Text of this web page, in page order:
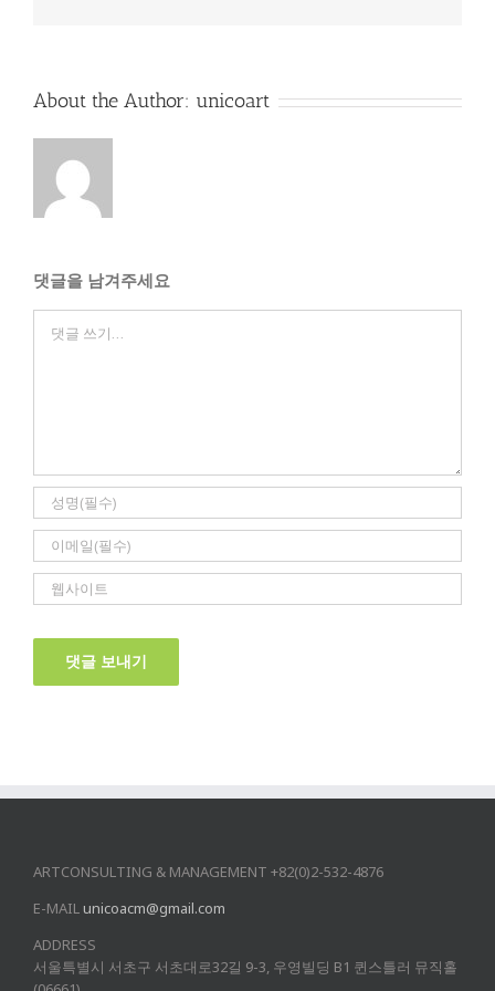
About the Author: unicoart
댓글을 남겨주세요
ARTCONSULTING & MANAGEMENT +82(0)2-532-4876
E-MAILunicoacm@gmail.com
ADDRESS
서울특별시 서초구 서초대로32길 9-3, 우영빌딩 B1 퀸스틀러 뮤직홀